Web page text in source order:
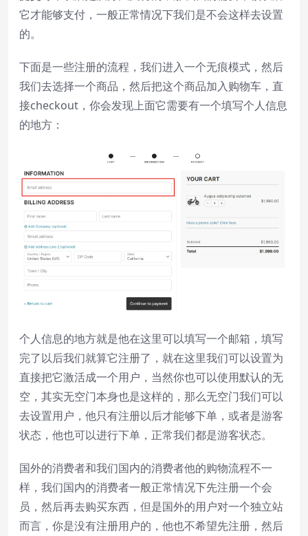
它才能够支付，一般正常情况下我们是不会这样去设置
的。
下面是一些注册的流程，我们进入一个无痕模式，然后
我们去选择一个商品，然后把这个商品加入购物车，直
接checkout，你会发现上面它需要有一个填写个人信息
的地方：
个人信息的地方就是他在这里可以填写一个邮箱，填写
完了以后我们就算它注册了，就在这里我们可以设置为
直接把它激活成一个用户，当然你也可以使用默认的无
空，其实无空门本身也是这样的，那么无空门我们可以
去设置用户，他只有注册以后才能够下单，或者是游客
状态，他也可以进行下单，正常我们都是游客状态。
国外的消费者和我们国内的消费者他的购物流程不一
样，我们国内的消费者一般正常情况下先注册一个会
员，然后再去购买东西，但是国外的用户对一个独立站
而言，你是没有注册用户的，他也不希望先注册，然后